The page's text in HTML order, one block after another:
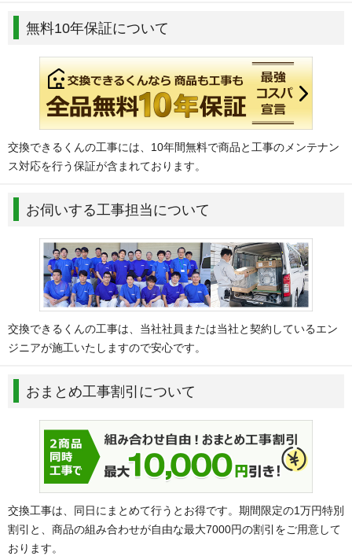
無料10年保証について
交換できるくんの工事には、10年間無料で商品と工事のメンテナン
ス対応を行う保証が含まれております。
お伺いする工事担当について
交換できるくんの工事は、当社社員または当社と契約しているエン
ジニアが施工いたしますので安心です。
おまとめ工事割引について
交換工事は、同日にまとめて行うとお得です。期間限定の1万円特別
割引と、商品の組み合わせが自由な最大7000円の割引をご用意して
おります。